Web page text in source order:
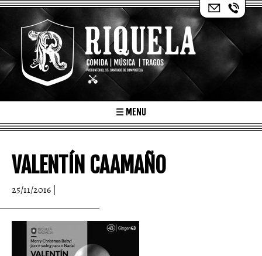
Skip
content
☰ MENU
VALENTÍN CAAMAÑO
25/11/2016 |